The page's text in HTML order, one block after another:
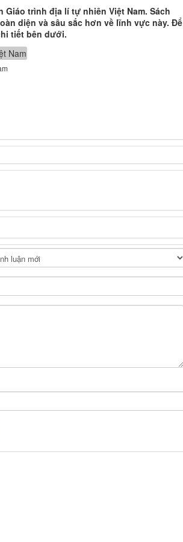
trình địa lí tự nhiên Việt Nam. Sách
diện và sâu sắc hơn về lĩnh vực này. Để
tiết bên dưới.